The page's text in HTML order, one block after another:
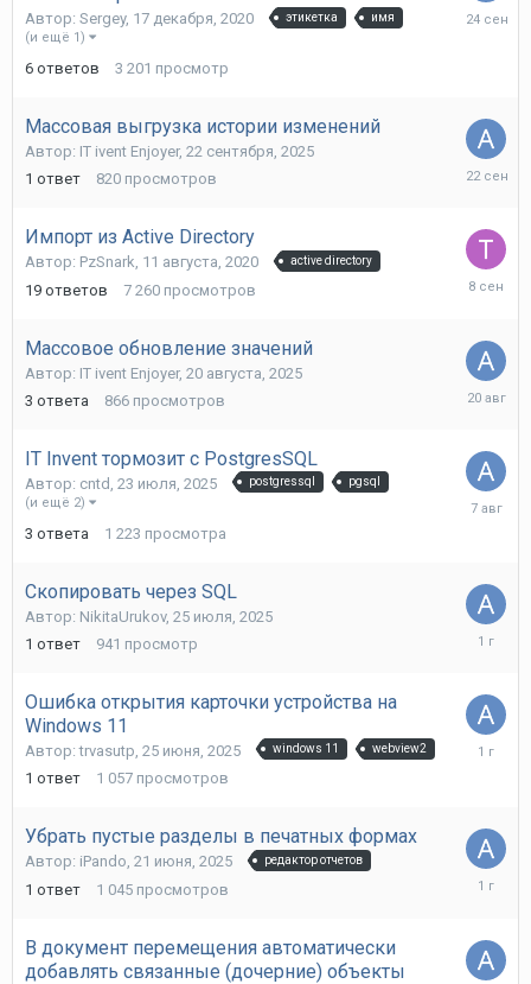
Автор: Sergey, 17 декабря, 2020 этикетка имя
(и ещё 1)
6 ответов 3 201 просмотр
24
Массовая выгрузка истории изменений
Автор: IT ivent Enjoyer, 22 сентября, 2025
1 ответ 820 просмотров
22
Импорт из Active Directory
Автор: PzSnark, 11 августа, 2020 active directory
19 ответов 7 260 просмотров
8
Массовое обновление значений
Автор: IT ivent Enjoyer, 20 августа, 2025
3 ответа 866 просмотров
20
IT Invent тормозит с PostgresSQL
Автор: cntd 23 июля, 2025 postgressql pgsql
(и ещё 2)
3 ответа 1 223 просмотра
7
Скопировать через SQL
Автор: NikitaUrukov, 25 июля, 2025
1 ответ 941 просмотр
25
Ошибка открытия карточки устройства на
Windows 11
Автор:trvasutp 25 июня, 2025 windows 11 webview2
1 ответ 1 057 просмотров
25
Убрать пустые разделы в печатных формах
Автор: iPando, 21 июня, 2025 редактор отчетов
1 ответ 1 045 просмотров
22
В документ перемещения автоматически
добавлять связанные (дочерние) объекты